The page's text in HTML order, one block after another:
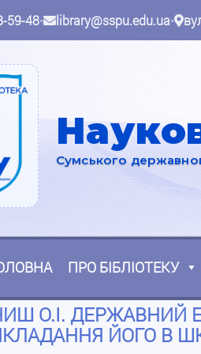
59-48• library@sspu.edu.ua•
Сумського
ПРО БІБЛІОТЕКУ
О.І. ДЕРЖАВНИЙ
ЙОГО В